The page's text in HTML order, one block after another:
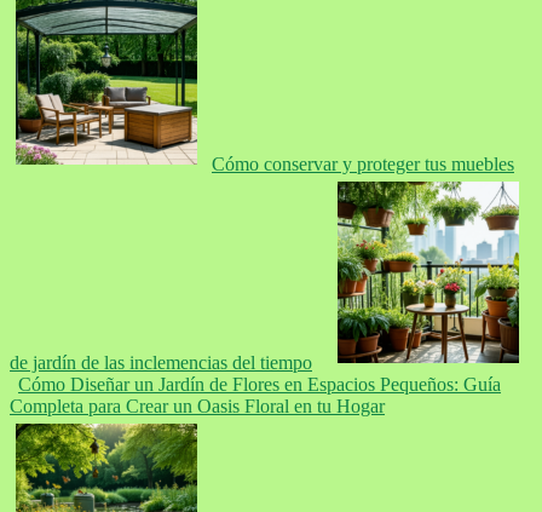
Cómo conservar y proteger tus muebles
de jardín de las inclemencias del tiempo
Cómo Diseñar un Jardín de Flores en Espacios Pequeños: Guía
Completa para Crear un Oasis Floral en tu Hogar